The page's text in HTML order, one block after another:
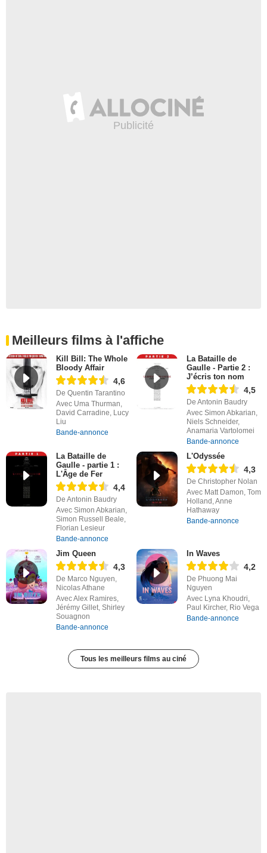
Meilleurs films à l'affiche
Kill Bill: The Whole
Bloody Affair
4,6
De Quentin Tarantino
Avec Uma Thurman,
David Carradine, Lucy
Liu
Bande-annonce
La Bataille de
Gaulle - Partie 2 :
J’écris ton nom
4,5
De Antonin Baudry
Avec Simon Abkarian,
Niels Schneider,
Anamaria Vartolomei
Bande-annonce
La Bataille de
Gaulle - partie 1 :
L'Âge de Fer
4,4
De Antonin Baudry
Avec Simon Abkarian,
Simon Russell Beale,
Florian Lesieur
Bande-annonce
L'Odyssée
4,3
De Christopher Nolan
Avec Matt Damon, Tom
Holland, Anne
Hathaway
Bande-annonce
Jim Queen
4,3
De Marco Nguyen,
Nicolas Athane
Avec Alex Ramires,
Jérémy Gillet, Shirley
Souagnon
Bande-annonce
In Waves
4,2
De Phuong Mai
Nguyen
Avec Lyna Khoudri,
Paul Kircher, Rio Vega
Bande-annonce
Tous les meilleurs films au ciné